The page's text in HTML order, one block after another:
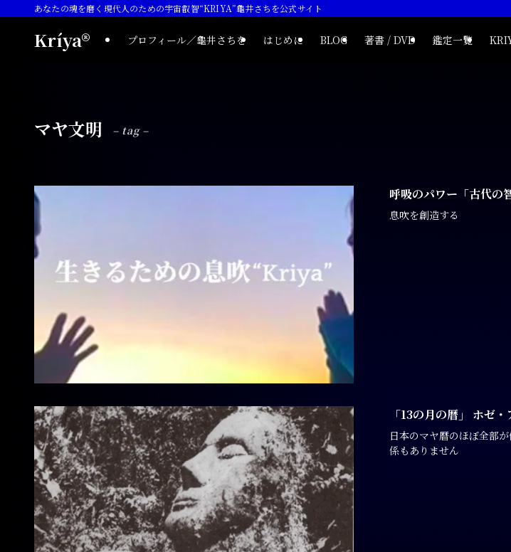
あなたの魂を磨く現代人のための宇宙叡智“KRIYA”龜井さちを公式サイト
Kríya® プロフィール／龜井さちを はじめに BLOG 著書 / DVD 鑑定一覧
マヤ文明 – tag –
呼吸のパワー「古代の
息吹を創造する
「13の月の暦」 ホゼ
日本のマヤ暦のほぼ全部
係もありません